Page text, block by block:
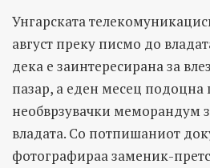
Унгарската
август преку писмо до
дека е заинтересирана за
пазар, а еден месец
необврзувачки меморандум
владата. Со потпишаниот
фотографираа заменик-